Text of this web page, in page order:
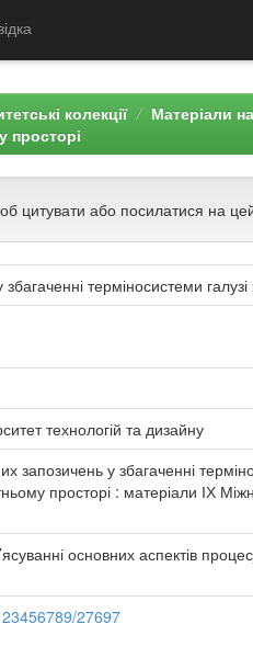
колекції
Матеріали
просторі
цитувати або посилатися на
терміносистеми галузі
технологій та дизайну
у збагаченні
просторі : матеріали ІХ
основних аспектів
27697